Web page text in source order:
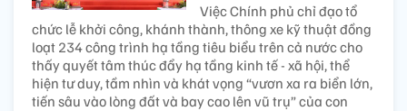
Việc Chính phủ chỉ đạo tổ
chức lễ khởi công, khánh thành, thông xe kỹ thuật đồng
loạt 234 công trình hạ tầng tiêu biểu trên cả nước cho
thấy quyết tâm thúc đẩy hạ tầng kinh tế - xã hội, thể
hiện tư duy, tầm nhìn và khát vọng “vươn xa ra biển lớn,
tiến sâu vào lòng đất và bay cao lên vũ trụ” của con